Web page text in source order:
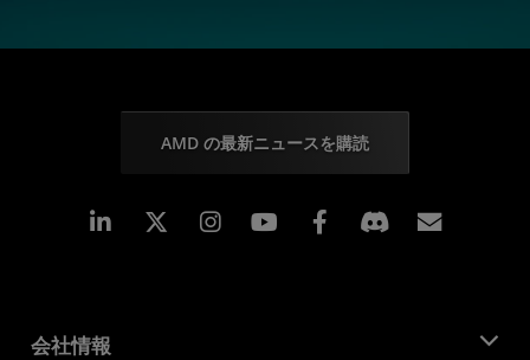
AMD の最新ニュースを購読
Linkedin Instagram Facebook
会社情報